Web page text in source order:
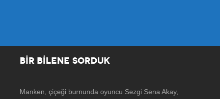
BİR BİLENE SORDUK
Manken, çiçeği burnunda oyuncu Sezgi Sena Akay,